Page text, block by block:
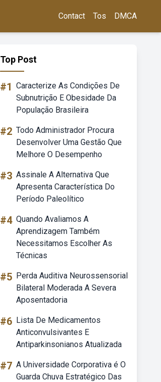
Contact Tos DMCA
Top Post
#1 Caracterize As Condições De
Subnutrição E Obesidade Da
População Brasileira
#2 Todo Administrador Procura
Desenvolver Uma Gestão Que
Melhore O Desempenho
#3 Assinale A Alternativa Que
Apresenta Característica Do
Período Paleolítico
#4 Quando Avaliamos A
Aprendizagem Também
Necessitamos Escolher As
Técnicas
#5 Perda Auditiva Neurossensorial
Bilateral Moderada A Severa
Aposentadoria
#6 Lista De Medicamentos
Anticonvulsivantes E
Antiparkinsonianos Atualizada
#7 A Universidade Corporativa é O
Guarda Chuva Estratégico Das